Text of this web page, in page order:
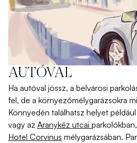
AUTÓVAL
Ha autóval jössz, a belvárosi
fel, de a környezőmélygarázsokra
Könnyedén találhatsz helyet például
vagy az Aranykéz utcai parkolókban,
Hotel Corvinus mélygarázsában. P